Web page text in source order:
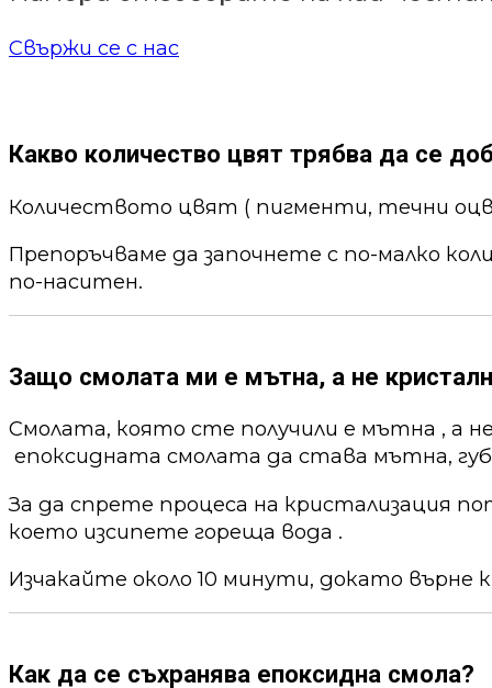
Свържи се с нас
Какво количество цвят трябва да се
Количеството цвят ( пигменти, течни
Препоръчваме да започнете с по-малко
по-наситен.
Защо смолата ми е мътна, а не
Смолата, която сте получили е мътна , а
епоксидната смолата да става мътна,
За да спрете процеса на кристализация
което изсипете гореща вода .
Изчакайте около 10 минути, докато върне
Как да се съхранява епоксидна смола?